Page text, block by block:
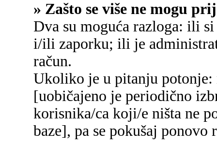
» Zašto se više ne mogu
Dva su moguća razloga: ili
i/ili zaporku; ili je
račun.
Ukoliko je u pitanju potonje:
[uobičajeno je periodično
korisnika/ca koji/e ništa ne
baze], pa se pokušaj ponovo